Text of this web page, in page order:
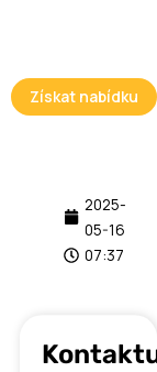
Získat nabídku
2025-
05-16
07:37